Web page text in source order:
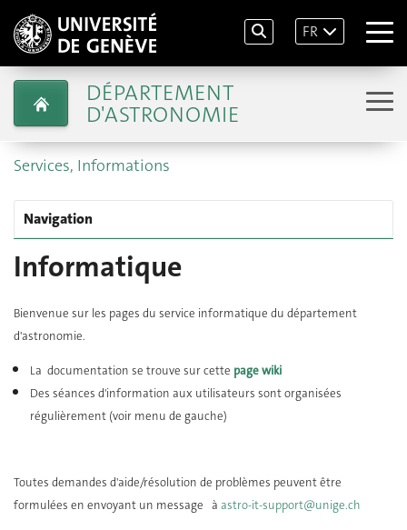
FR
DÉPARTEMENT
D'ASTRONOMIE
Services, Informations
Navigation
Informatique
Bienvenue sur les pages du service informatique du département
d'astronomie.
La documentation se trouve sur cette page wiki
Des séances d'information aux utilisateurs sont organisées
régulièrement (voir menu de gauche)
Toutes demandes d'aide/résolution de problèmes peuvent être
formulées en envoyant un message à astro-it-support@unige.ch